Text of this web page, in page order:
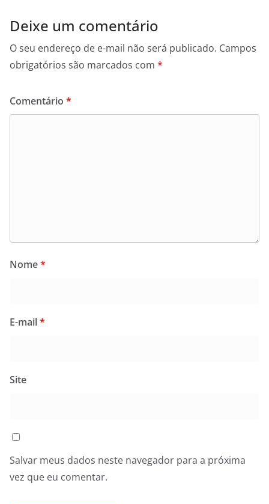
Deixe um comentário
O seu endereço de e-mail não será publicado. Campos
obrigatórios são marcados com *
Comentário *
Nome*
E-mail*
Site
Salvar meus dados neste navegador para a próxima
vez que eu comentar.